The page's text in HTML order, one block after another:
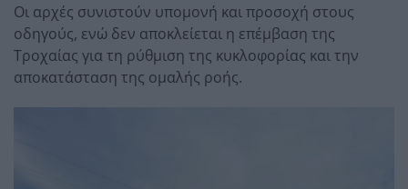
Οι αρχές συνιστούν υπομονή και προσοχή στους
οδηγούς, ενώ δεν αποκλείεται η επέμβαση της
Τροχαίας για τη ρύθμιση της κυκλοφορίας και την
αποκατάσταση της ομαλής ροής.